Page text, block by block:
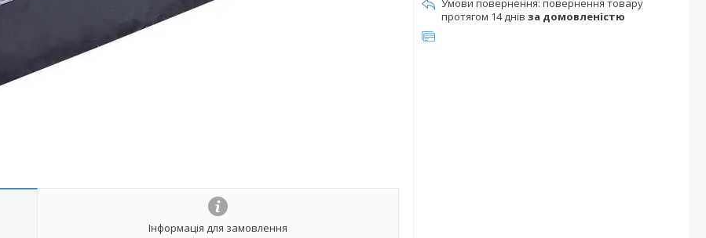
Інформація для замовлення
повернення товару
протягом 14 днів за домовленістю